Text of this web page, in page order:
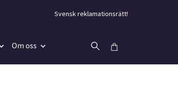
Svensk reklamationsrätt!
Om oss